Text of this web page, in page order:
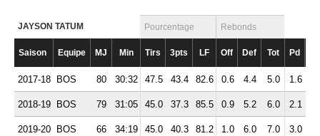
JAYSON TATUM Pourcentage Rebonds
Saison Equipe MJ Min Tirs 3pts LF Off Def Tot Pd
2017-18 BOS 80 30:32 47.5 43.4 82.6 0.6 4.4 5.0 1.6
2018-19 BOS 79 31:05 45.0 37.3 85.5 0.9 5.2 6.0 2.1
2019-20 BOS 66 34:19 45.0 40.3 81.2 1.0 6.0 7.0 3.0